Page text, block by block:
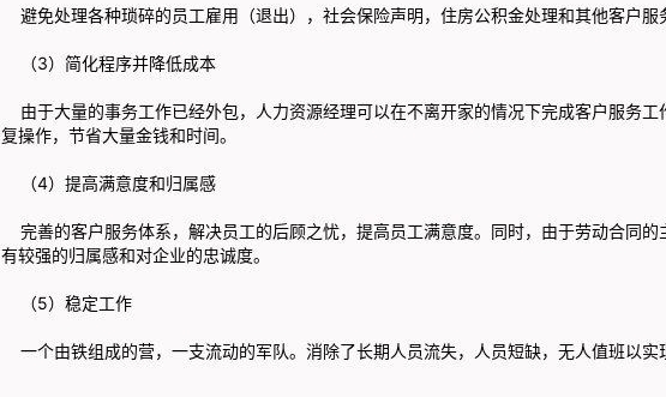
避免处理各种琐碎的员工雇用（退出），社会保险声明，住房公积金处理和其他客户服
（3）简化程序并降低成本
由于大量的事务工作已经外包，人力资源经理可以在不离开家的情况下完成客户服务工
复操作，节省大量金钱和时间。
（4）提高满意度和归属感
完善的客户服务体系，解决员工的后顾之忧，提高员工满意度。同时，由于劳动合同的
有较强的归属感和对企业的忠诚度。
（5）稳定工作
一个由铁组成的营，一支流动的军队。消除了长期人员流失，人员短缺，无人值班以实